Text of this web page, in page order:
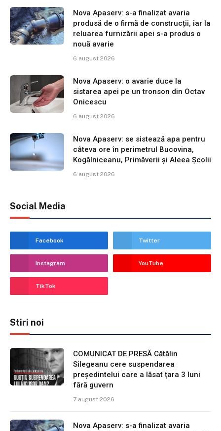
Nova Apaserv: s-a finalizat avaria
produsă de o firmă de construcții, iar la
reluarea furnizării apei s-a produs o
nouă avarie
6 august 2026
Nova Apaserv: o avarie duce la
sistarea apei pe un tronson din Octav
Onicescu
6 august 2026
Nova Apaserv: se sistează apa pentru
câteva ore în perimetrul Bucovina,
Kogălniceanu, Primăverii și Aleea Școlii
6 august 2026
Social Media
Facebook Twitter
Instagram YouTube
TikTok
Stiri noi
COMUNICAT DE PRESĂ Cătălin
Silegeanu cere suspendarea
președintelui care a lăsat țara 3 luni
fără guvern
7 august 2026
Nova Apaserv: s-a finalizat avaria